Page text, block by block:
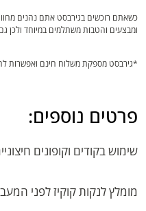
כשאתם רוכשים בגירבסט אתם נהנים
ומבצעים והטבות משתלמים במיוחד ולכן
*גירבסט מספקת משלוח חינם ואפשרות להחזרת
פרטים נוספים:
שימוש בקודים וקופונים
מומלץ לנקות קוקיז לפני